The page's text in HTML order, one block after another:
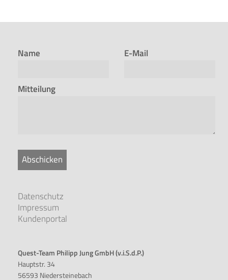
Name E-Mail
Mitteilung
Abschicken
Datenschutz
Impressum
Kundenportal
Quest-Team Philipp Jung GmbH (v.i.S.d.P.)
Hauptstr. 34
56593 Niedersteinebach